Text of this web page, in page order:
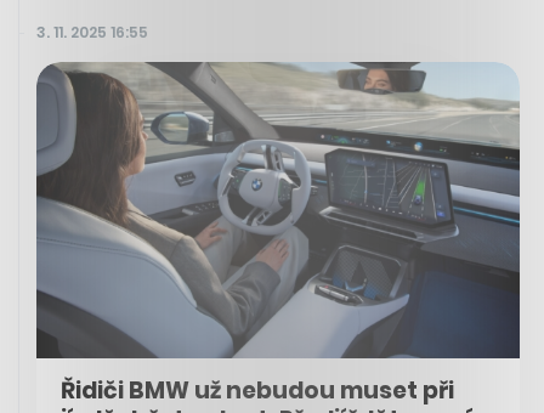
3. 11. 2025 16:55
Řidiči BMW už nebudou muset při